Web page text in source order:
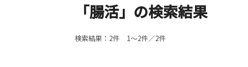
「腸活」の検索結果
検索結果： 2件 1～2件／2件